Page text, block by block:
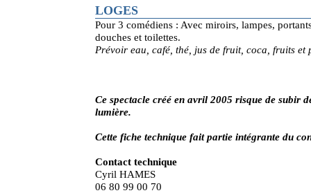
LOGES
Pour 3 comédiens : Avec miroirs, lampes,
douches et toilettes.
Prévoir eau, café, thé, jus de fruit, coca, fruits et
Ce spectacle créé en avril 2005 risque de subir
lumière.
Cette fiche technique fait partie intégrante du
Contact technique
Cyril HAMES
06 80 99 00 70